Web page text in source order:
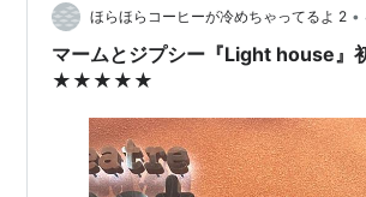
と考えたのだ。橋本はそれを聞いて否定
は偽名で、自分は長谷川卯太郎本…
ほらほらコーヒーが冷めちゃってるよ 2 •
マームとジプシー『Light house』
★★★★★